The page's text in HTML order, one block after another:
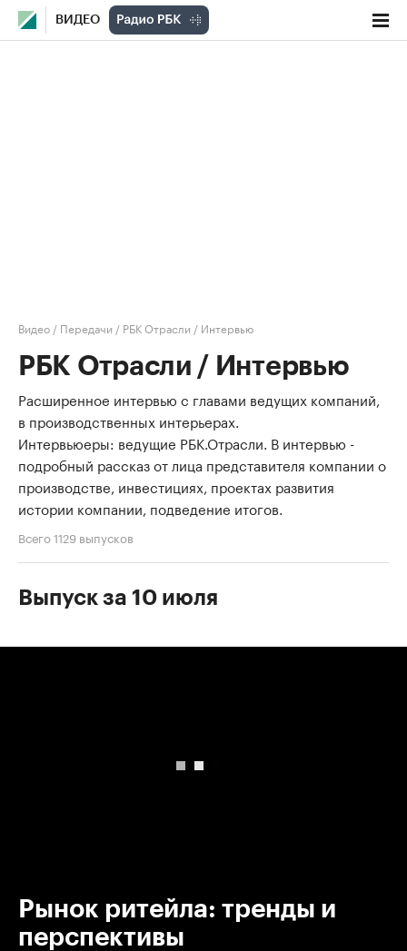
ВИДЕО
Видео / Передачи / РБК Отрасли / Интервью
РБК Отрасли / Интервью
Расширенное интервью с главами ведущих компаний,
в производственных интерьерах.
Интервьюеры: ведущие РБК.Отрасли. В интервью -
подробный рассказ от лица представителя компании о
производстве, инвестициях, проектах развития
истории компании, подведение итогов.
Всего 1129 выпусков
Выпуск за 10 июля
Рынок ритейла: тренды и
перспективы